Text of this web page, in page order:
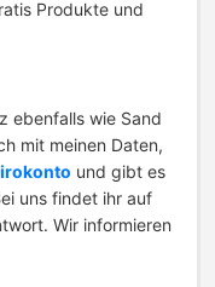
Produkte und
ebenfalls wie Sand
mit meinen Daten,
und gibt es
uns findet ihr auf
Wir informieren